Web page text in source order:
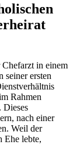
in einem
seiner ersten
Rahmen
Dieses
nach einer
Weil der
Ehe lebte,